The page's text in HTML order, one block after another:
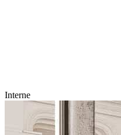
Interne